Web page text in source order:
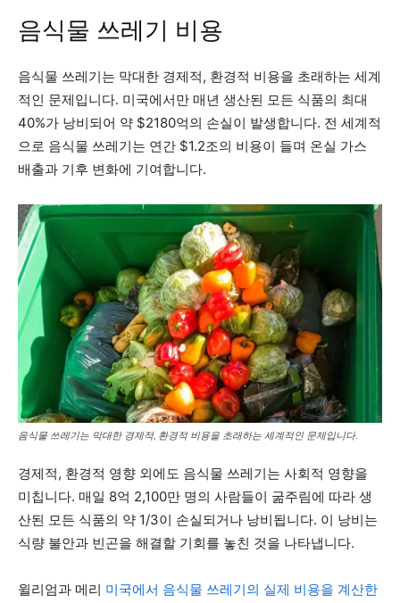
음식물 쓰레기 비용
음식물 쓰레기는 막대한 경제적, 환경적 비용을 초래하는 세계
적인 문제입니다. 미국에서만 매년 생산된 모든 식품의 최대
40%가 낭비되어 약 $2180억의 손실이 발생합니다. 전 세계적
으로 음식물 쓰레기는 연간 $1.2조의 비용이 들며 온실 가스
배출과 기후 변화에 기여합니다.
음식물 쓰레기는 막대한 경제적, 환경적 비용을 초래하는 세계적인 문제입니다.
경제적, 환경적 영향 외에도 음식물 쓰레기는 사회적 영향을
미칩니다. 매일 8억 2,100만 명의 사람들이 굶주림에 따라 생
산된 모든 식품의 약 1/3이 손실되거나 낭비됩니다. 이 낭비는
식량 불안과 빈곤을 해결할 기회를 놓친 것을 나타냅니다.
윌리엄과 메리 미국에서 음식물 쓰레기의 실제 비용을 계산한